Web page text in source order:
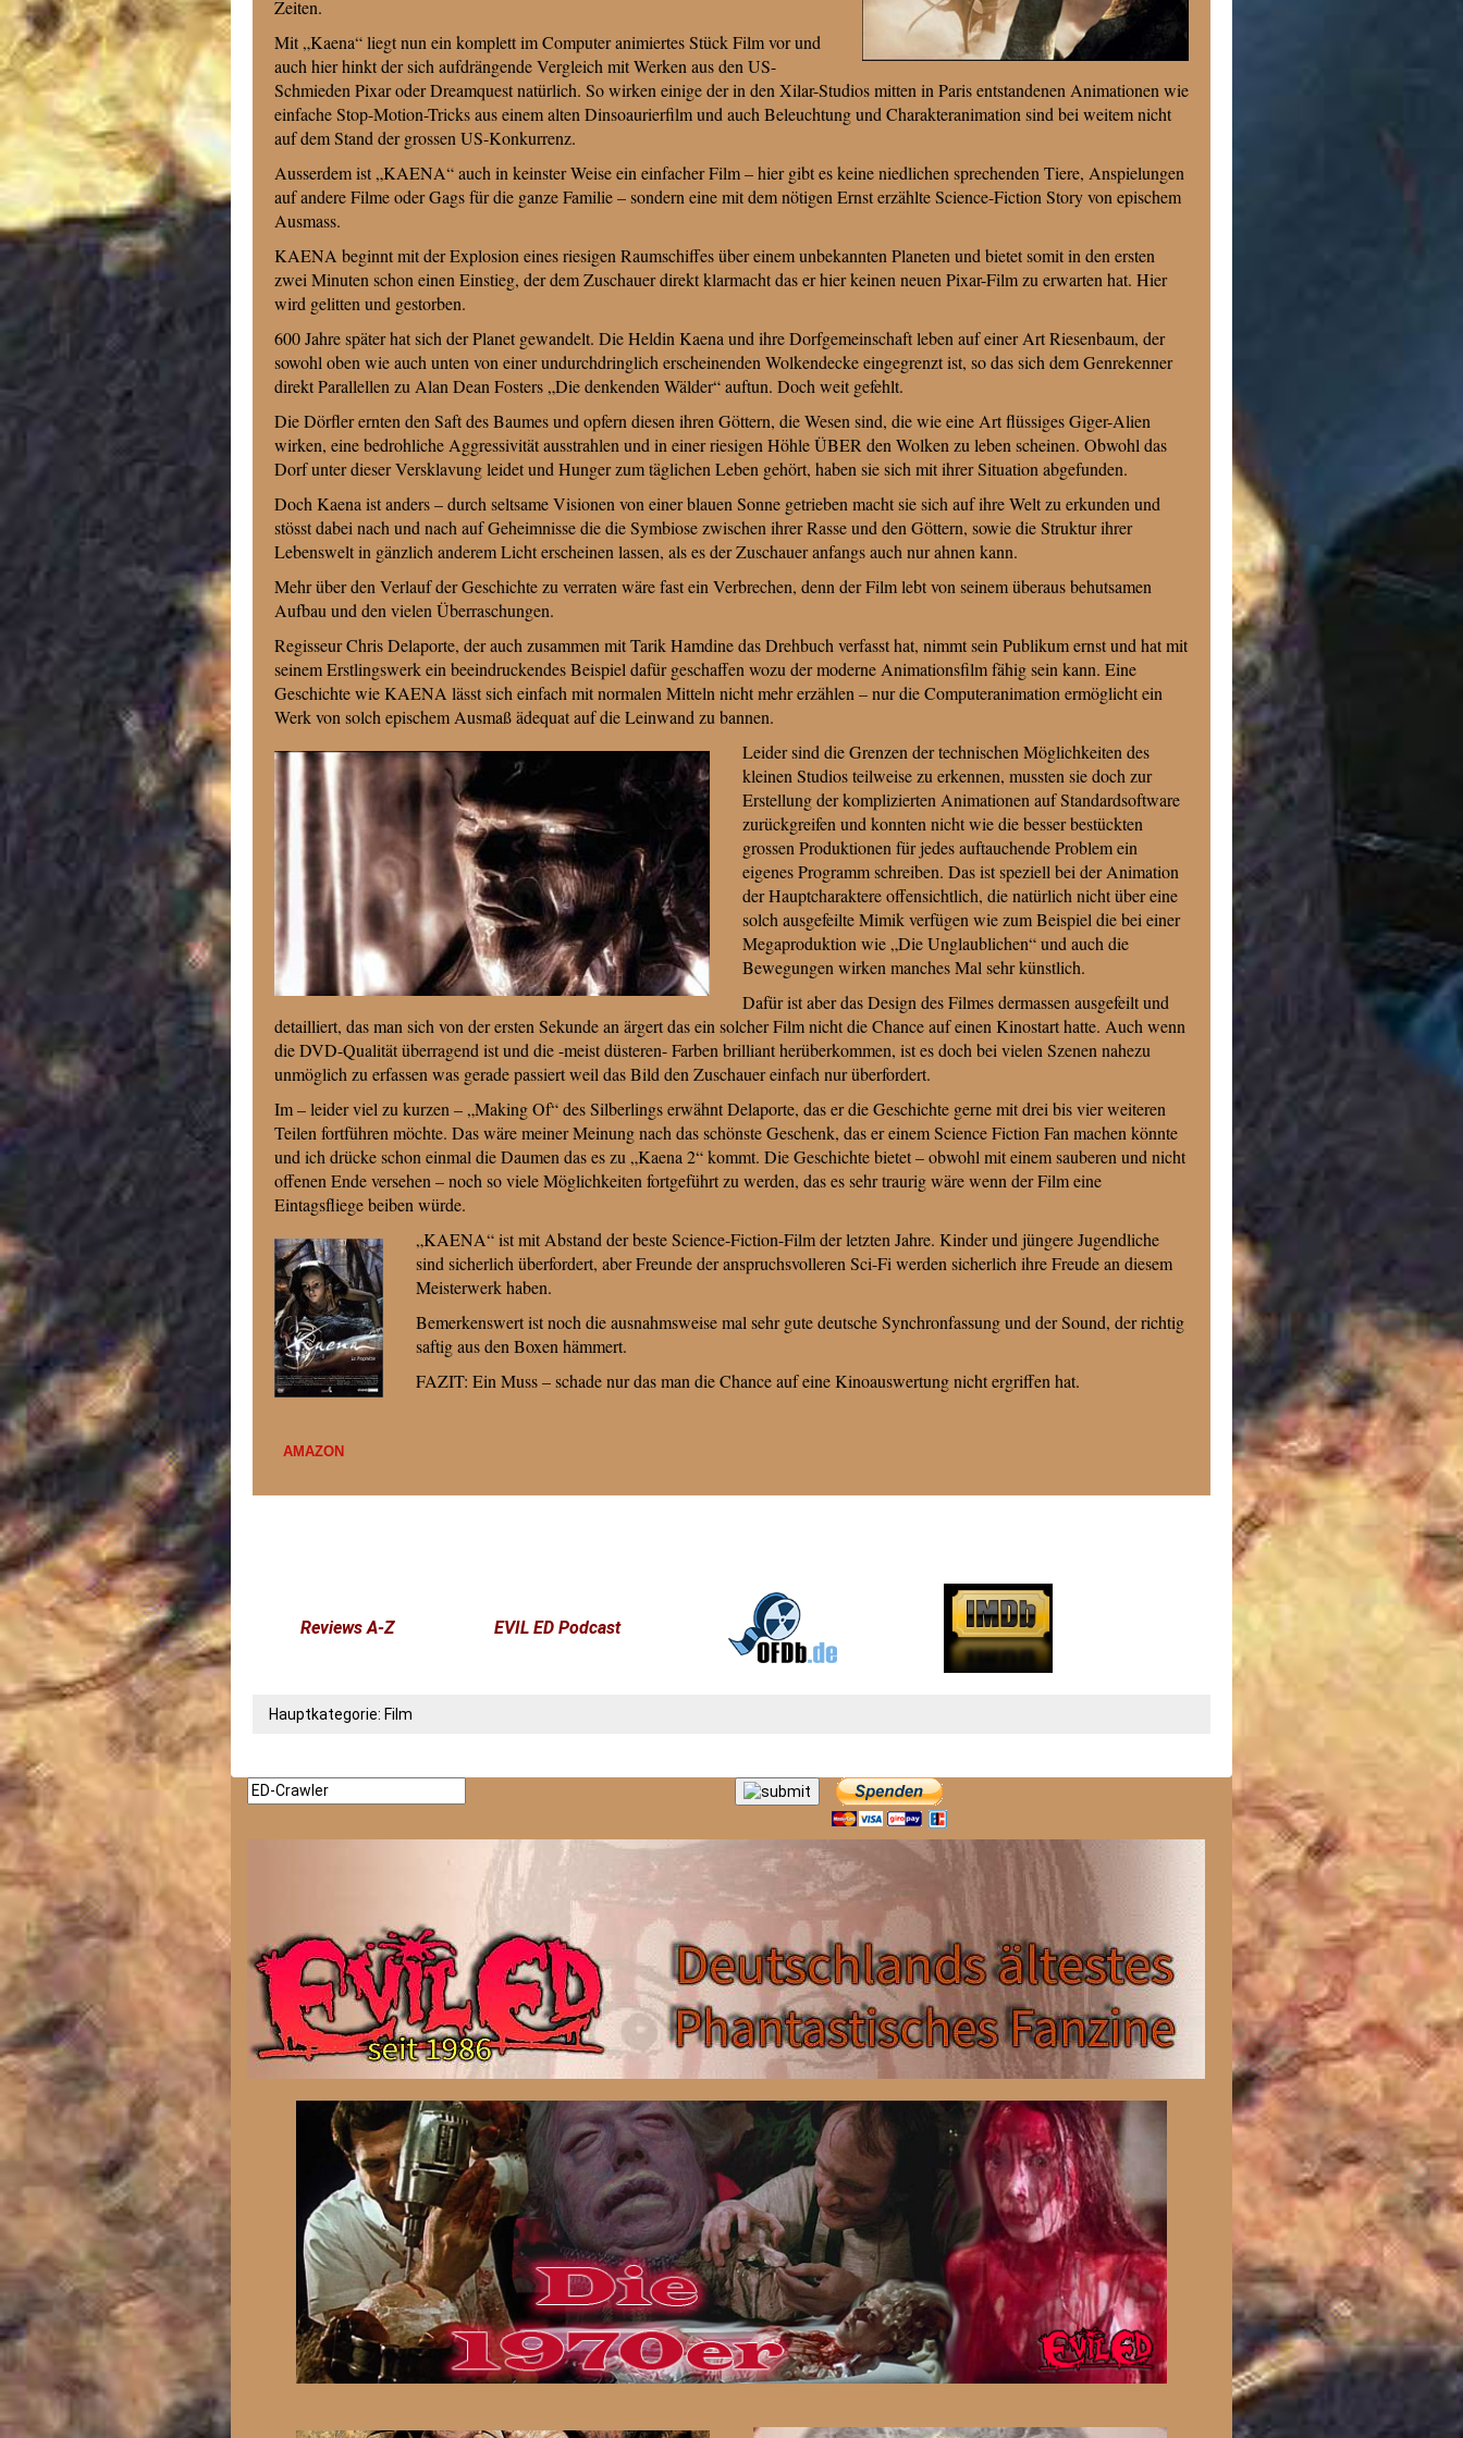
Zeiten.
Mit „Kaena“ liegt nun ein komplett im Computer animiertes Stück Film vor und
auch hier hinkt der sich aufdrängende Vergleich mit Werken aus den US-
Schmieden Pixar oder Dreamquest natürlich. So wirken einige der in den Xilar-Studios mitten in Paris entstandenen Animationen wie
einfache Stop-Motion-Tricks aus einem alten Dinsoaurierfilm und auch Beleuchtung und Charakteranimation sind bei weitem nicht
auf dem Stand der grossen US-Konkurrenz.
Ausserdem ist „KAENA“ auch in keinster Weise ein einfacher Film – hier gibt es keine niedlichen sprechenden Tiere, Anspielungen
auf andere Filme oder Gags für die ganze Familie – sondern eine mit dem nötigen Ernst erzählte Science-Fiction Story von epischem
Ausmass.
KAENA beginnt mit der Explosion eines riesigen Raumschiffes über einem unbekannten Planeten und bietet somit in den ersten
zwei Minuten schon einen Einstieg, der dem Zuschauer direkt klarmacht das er hier keinen neuen Pixar-Film zu erwarten hat. Hier
wird gelitten und gestorben.
600 Jahre später hat sich der Planet gewandelt. Die Heldin Kaena und ihre Dorfgemeinschaft leben auf einer Art Riesenbaum, der
sowohl oben wie auch unten von einer undurchdringlich erscheinenden Wolkendecke eingegrenzt ist, so das sich dem Genrekenner
direkt Parallellen zu Alan Dean Fosters „Die denkenden Wälder“ auftun. Doch weit gefehlt.
Die Dörfler ernten den Saft des Baumes und opfern diesen ihren Göttern, die Wesen sind, die wie eine Art flüssiges Giger-Alien
wirken, eine bedrohliche Aggressivität ausstrahlen und in einer riesigen Höhle ÜBER den Wolken zu leben scheinen. Obwohl das
Dorf unter dieser Versklavung leidet und Hunger zum täglichen Leben gehört, haben sie sich mit ihrer Situation abgefunden.
Doch Kaena ist anders – durch seltsame Visionen von einer blauen Sonne getrieben macht sie sich auf ihre Welt zu erkunden und
stösst dabei nach und nach auf Geheimnisse die die Symbiose zwischen ihrer Rasse und den Göttern, sowie die Struktur ihrer
Lebenswelt in gänzlich anderem Licht erscheinen lassen, als es der Zuschauer anfangs auch nur ahnen kann.
Mehr über den Verlauf der Geschichte zu verraten wäre fast ein Verbrechen, denn der Film lebt von seinem überaus behutsamen
Aufbau und den vielen Überraschungen.
Regisseur Chris Delaporte, der auch zusammen mit Tarik Hamdine das Drehbuch verfasst hat, nimmt sein Publikum ernst und hat mit
seinem Erstlingswerk ein beeindruckendes Beispiel dafür geschaffen wozu der moderne Animationsfilm fähig sein kann. Eine
Geschichte wie KAENA lässt sich einfach mit normalen Mitteln nicht mehr erzählen – nur die Computeranimation ermöglicht ein
Werk von solch epischem Ausmaß ädequat auf die Leinwand zu bannen.
Leider sind die Grenzen der technischen Möglichkeiten des
kleinen Studios teilweise zu erkennen, mussten sie doch zur
Erstellung der komplizierten Animationen auf Standardsoftware
zurückgreifen und konnten nicht wie die besser bestückten
grossen Produktionen für jedes auftauchende Problem ein
eigenes Programm schreiben. Das ist speziell bei der Animation
der Hauptcharaktere offensichtlich, die natürlich nicht über eine
solch ausgefeilte Mimik verfügen wie zum Beispiel die bei einer
Megaproduktion wie „Die Unglaublichen“ und auch die
Bewegungen wirken manches Mal sehr künstlich.
Dafür ist aber das Design des Filmes dermassen ausgefeilt und
detailliert, das man sich von der ersten Sekunde an ärgert das ein solcher Film nicht die Chance auf einen Kinostart hatte. Auch wenn
die DVD-Qualität überragend ist und die -meist düsteren- Farben brilliant herüberkommen, ist es doch bei vielen Szenen nahezu
unmöglich zu erfassen was gerade passiert weil das Bild den Zuschauer einfach nur überfordert.
Im – leider viel zu kurzen – „Making Of“ des Silberlings erwähnt Delaporte, das er die Geschichte gerne mit drei bis vier weiteren
Teilen fortführen möchte. Das wäre meiner Meinung nach das schönste Geschenk, das er einem Science Fiction Fan machen könnte
und ich drücke schon einmal die Daumen das es zu „Kaena 2“ kommt. Die Geschichte bietet – obwohl mit einem sauberen und nicht
offenen Ende versehen – noch so viele Möglichkeiten fortgeführt zu werden, das es sehr traurig wäre wenn der Film eine
Eintagsfliege beiben würde.
„KAENA“ ist mit Abstand der beste Science-Fiction-Film der letzten Jahre. Kinder und jüngere Jugendliche
sind sicherlich überfordert, aber Freunde der anspruchsvolleren Sci-Fi werden sicherlich ihre Freude an diesem
Meisterwerk haben.
Bemerkenswert ist noch die ausnahmsweise mal sehr gute deutsche Synchronfassung und der Sound, der richtig
saftig aus den Boxen hämmert.
FAZIT: Ein Muss – schade nur das man die Chance auf eine Kinoauswertung nicht ergriffen hat.
AMAZON
Reviews A-Z EVIL ED Podcast
Hauptkategorie: Film